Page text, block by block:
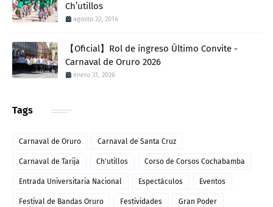
Ch’utillos
agosto 22, 2014
【Oficial】Rol de ingreso Último Convite -
Carnaval de Oruro 2026
enero 31, 2026
Tags
Carnaval de Oruro Carnaval de Santa Cruz
Carnaval de Tarija Ch'utillos Corso de Corsos Cochabamba
Entrada Universitaria Nacional Espectáculos Eventos
Festival de Bandas Oruro Festividades Gran Poder